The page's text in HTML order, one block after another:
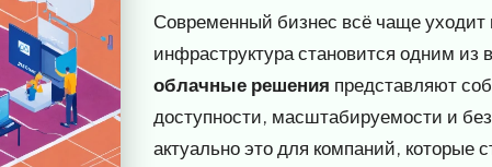
от
Современный бизнес всё чаще
инфраструктура становится одним из
облачные решения представляют
доступности, масштабируемости и
актуально это для компаний, которые